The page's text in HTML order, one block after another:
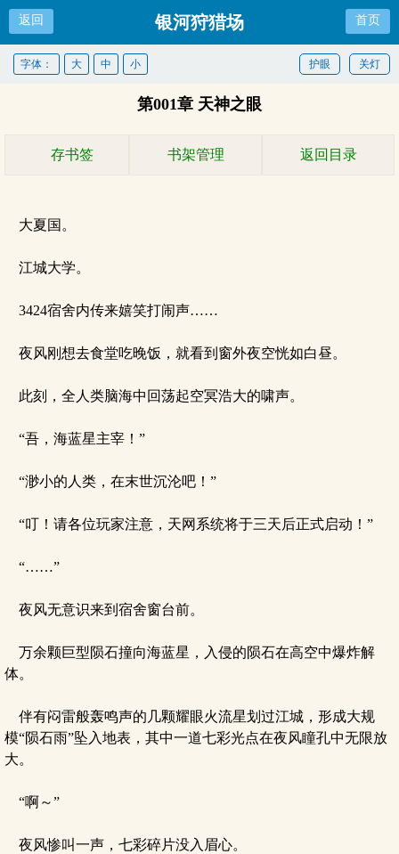
返回 银河狩猎场 首页
关灯
护眼
字体： 大 中 小
第001章 天神之眼
存书签 书架管理 返回目录
大夏国。
江城大学。
3424宿舍内传来嬉笑打闹声……
夜风刚想去食堂吃晚饭，就看到窗外夜空恍如白昼。
此刻，全人类脑海中回荡起空冥浩大的啸声。
“吾，海蓝星主宰！”
“渺小的人类，在末世沉沦吧！”
“叮！请各位玩家注意，天网系统将于三天后正式启动！”
“……”
夜风无意识来到宿舍窗台前。
万余颗巨型陨石撞向海蓝星，入侵的陨石在高空中爆炸解
体。
伴有闷雷般轰鸣声的几颗耀眼火流星划过江城，形成大规
模“陨石雨”坠入地表，其中一道七彩光点在夜风瞳孔中无限放
大。
“啊～”
夜风惨叫一声，七彩碎片没入眉心。